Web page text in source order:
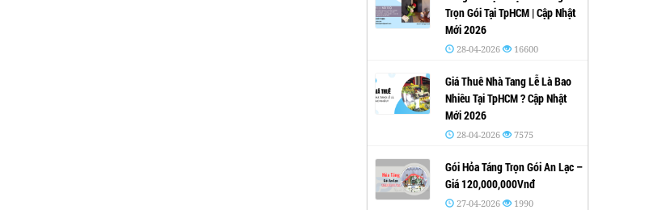
Trọn Gói Tại TpHCM | Cập Nhật
Mới 2026
28-04-2026 16600
Giá Thuê Nhà Tang Lễ Là Bao
Nhiêu Tại TpHCM ? Cập Nhật
Mới 2026
28-04-2026 7575
Gói Hỏa Táng Trọn Gói An Lạc –
Giá 120,000,000Vnđ
27-04-2026 1990